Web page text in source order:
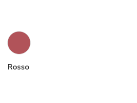
Rosso